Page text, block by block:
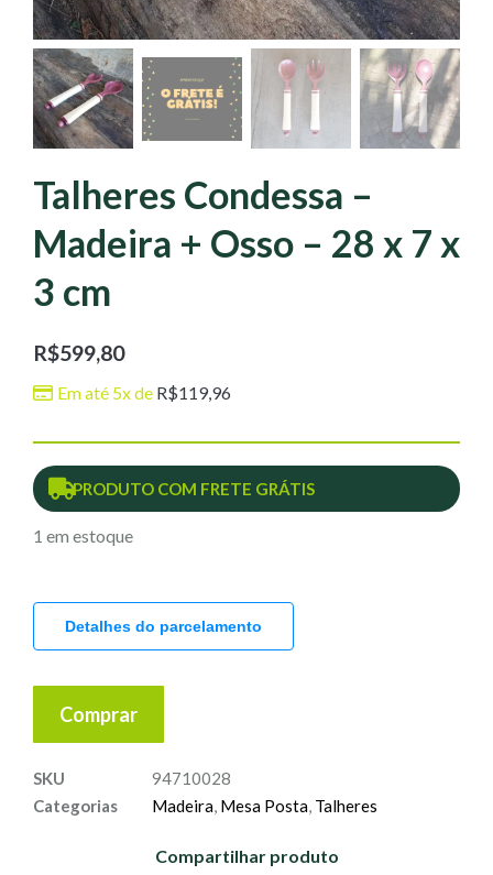
Talheres Condessa –
Madeira + Osso – 28 x 7 x
3 cm
R$599,80
Em até 5x de R$119,96
PRODUTO COM FRETE GRÁTIS
1 em estoque
Detalhes do parcelamento
Comprar
SKU
94710028
Categorias
Madeira, Mesa Posta, Talheres
Compartilhar produto